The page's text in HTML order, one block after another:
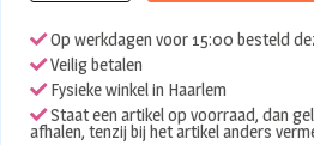
24cm
aantal
Op werkdagen voor 15:00 besteld
Veilig betalen
Fysieke winkel in Haarlem
Staat een artikel op voorraad, dan
afhalen, tenzij bij het artikel anders